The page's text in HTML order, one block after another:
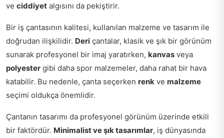
ve ciddiyet algısını da pekiştirir.
Bir iş çantasının kalitesi, kullanılan malzeme ve tasarım ile
doğrudan ilişkilidir. Deri çantalar, klasik ve şık bir görünüm
sunarak profesyonel bir imaj yaratırken, kanvas veya
polyester gibi daha spor malzemeler, daha rahat bir hava
katabilir. Bu nedenle, çanta seçerken renk ve malzeme
seçimi oldukça önemlidir.
Çantanın tasarımı da profesyonel görünüm üzerinde etkili
bir faktördür. Minimalist ve şık tasarımlar, iş dünyasında